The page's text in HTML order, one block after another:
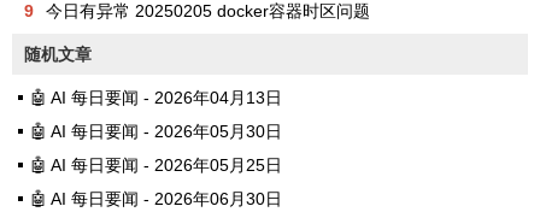
9
今日有异常 20250205 docker容器时区问题
随机文章
🤖 AI 每日要闻 - 2026年04月13日
🤖 AI 每日要闻 - 2026年05月30日
🤖 AI 每日要闻 - 2026年05月25日
🤖 AI 每日要闻 - 2026年06月30日